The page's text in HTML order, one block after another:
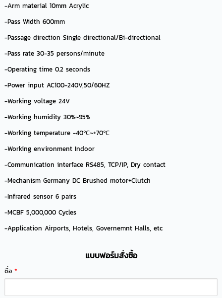
-Arm material 10mm Acrylic
-Pass Width 600mm
-Passage direction Single directional/Bi-directional
-Pass rate 30-35 persons/minute
-Operating time 0.2 seconds
-Power input AC100-240V,50/60HZ
-Working voltage 24V
-Working humidity 30%~95%
-Working temperature -40℃~+70℃
-Working environment Indoor
-Communication interface RS485, TCP/IP, Dry contact
-Mechanism Germany DC Brushed motor+Clutch
-Infrared sensor 6 pairs
-MCBF 5,000,000 Cycles
-Application Airports, Hotels, Governemnt Halls, etc
แบบฟอร์มสั่งซื้อ
ชื่อ*